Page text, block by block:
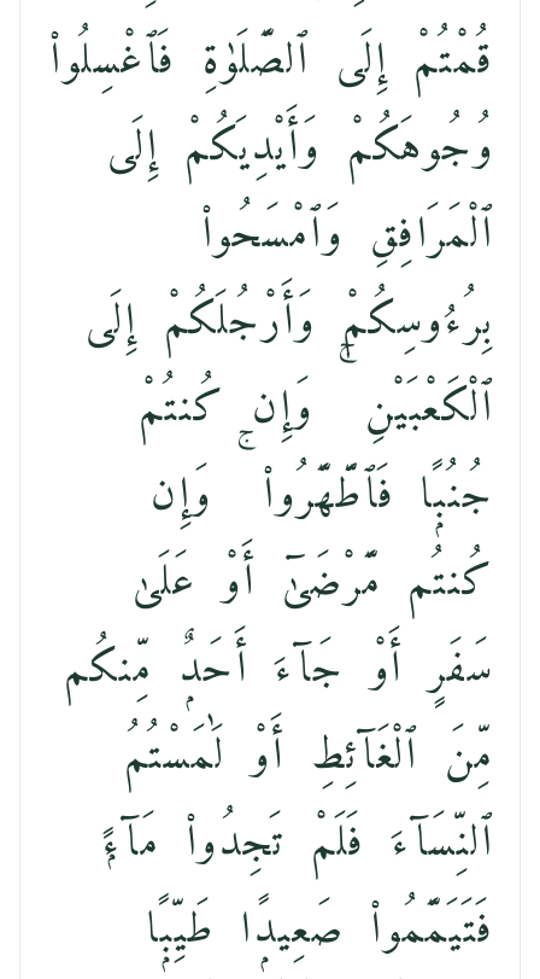
قُمْتُمْ إِلَى ٱلصَّلَوٰةِ فَٱغْسِلُوا۟
وُجُوهَكُمْ وَأَيْدِيَكُمْ إِلَى
ٱلْمَرَافِقِ وَٱمْسَحُوا۟
بِرُءُوسِكُمْ وَأَرْجُلَكُمْ إِلَى
ٱلْكَعْبَيْنِ ۚ وَإِن كُنتُمْ
جُنُبًۭا فَٱطَّهَّرُوا۟ ۚ وَإِن
كُنتُم مَّرْضَىٰٓ أَوْ عَلَىٰ
سَفَرٍ أَوْ جَآءَ أَحَدٌۭ مِّنكُم
مِّنَ ٱلْغَآئِطِ أَوْ لَٰمَسْتُمُ
ٱلنِّسَآءَ فَلَمْ تَجِدُوا۟ مَآءًۭ
فَتَيَمَّمُوا۟ صَعِيدًۭا طَيِّبًۭا